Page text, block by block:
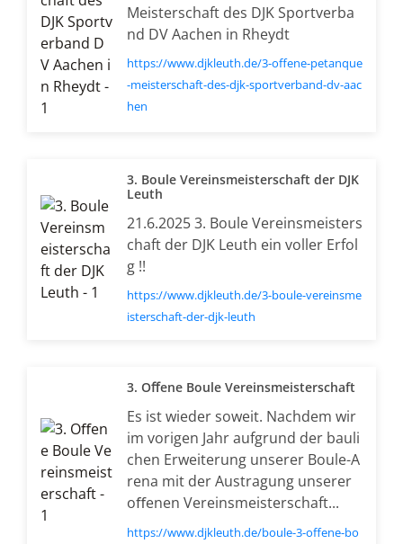
Meisterschaft des DJK Sportverba
nd DV Aachen in Rheydt
https://www.djkleuth.de/3-offene-petanque
-meisterschaft-des-djk-sportverband-dv-aac
hen
3. Boule Vereinsmeisterschaft der DJK
Leuth
21.6.2025 3. Boule Vereinsmeisters
chaft der DJK Leuth ein voller Erfol
g !!
https://www.djkleuth.de/3-boule-vereinsme
isterschaft-der-djk-leuth
3. Oﬀene Boule Vereinsmeisterschaft
Es ist wieder soweit. Nachdem wir
im vorigen Jahr aufgrund der bauli
chen Erweiterung unserer Boule-A
rena mit der Austragung unserer
oﬀenen Vereinsmeisterschaft...
https://www.djkleuth.de/boule-3-offene-bo